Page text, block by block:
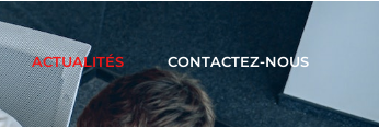
ACTUALITÉS CONTACTEZ-NOUS